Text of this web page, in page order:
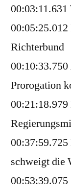
00:03:11.631
Richterbund
Prorogation
00:37:59.725
schweigt die
00:53:39.075